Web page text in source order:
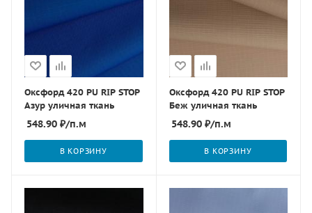
Оксфорд 420 PU RIP STOP
Азур уличная ткань
548.90 ₽/п.м
В КОРЗИНУ
Оксфорд 420 PU RIP STOP
Беж уличная ткань
548.90₽/п.м
В КОРЗИНУ